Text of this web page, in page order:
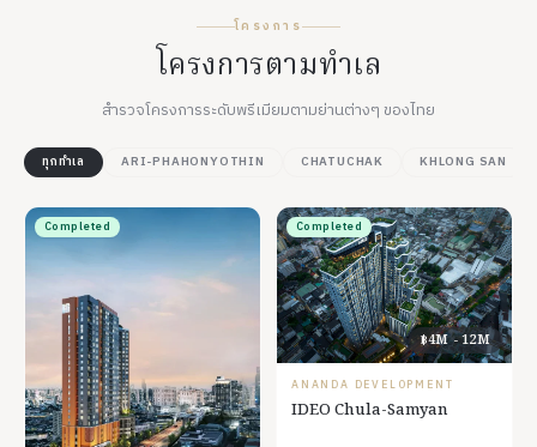
โครงการ
โครงการตามทำเล
สำรวจโครงการระดับพรีเมียมตามย่านต่างๆ ของไทย
ทุกทำเล ARI-PHAHONYOTHIN CHATUCHAK KHLONG SAN
Completed Completed
฿4M - 12M
ANANDA DEVELOPMENT
IDEO Chula-Samyan